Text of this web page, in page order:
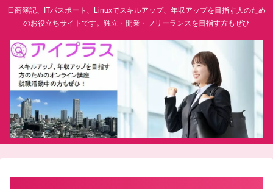
日商簿記、ITパスポート、Linuxでスキルアップ、年収アップを目指す人のため
のお役立ちサイトです。独立・開業・フリーランスを目指す方もぜひ